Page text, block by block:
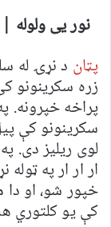
نور یی ولوله |
پټان د نړۍ له
زره سکرینونو
پراخه خپرونه.
سکرینونو کې
لوی ریلیز دی.
ار ار ار په
خپور شو، او
کې یو کلتوري